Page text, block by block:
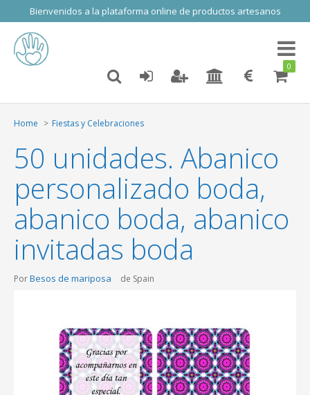
Bienvenidos a la plataforma online de productos artesanos
Toggle
0
Home Fiestas y Celebraciones
50 unidades. Abanico
personalizado boda,
abanico boda, abanico
invitadas boda
PorBesos de mariposa de Spain